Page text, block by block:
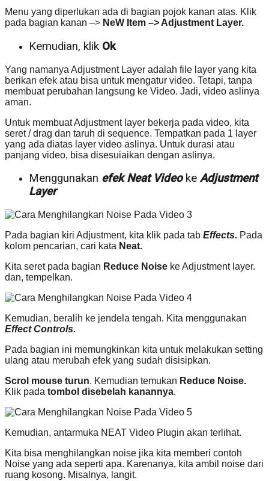
Menu yang diperlukan ada di bagian pojok kanan atas. Klik
pada bagian kanan –> NeW Item –> Adjustment Layer.
Kemudian, klik Ok
Yang namanya Adjustment Layer adalah file layer yang kita
berikan efek atau bisa untuk mengatur video. Tetapi, tanpa
membuat perubahan langsung ke Video. Jadi, video aslinya
aman.
Untuk membuat Adjustment layer bekerja pada video, kita
seret / drag dan taruh di sequence. Tempatkan pada 1 layer
yang ada diatas layer video aslinya. Untuk durasi atau
panjang video, bisa disesuiaikan dengan aslinya.
Menggunakan efek Neat Videoke Adjustment
Layer
Pada bagian kiri Adjustment, kita klik pada tab Effects. Pada
kolom pencarian, cari kata Neat.
Kita seret pada bagian Reduce Noise ke Adjustment layer.
dan, tempelkan.
Kemudian, beralih ke jendela tengah. Kita menggunakan
Effect Controls.
Pada bagian ini memungkinkan kita untuk melakukan setting
ulang atau merubah efek yang sudah disisipkan.
Scrol mouse turun. Kemudian temukan Reduce Noise.
Klik pada tombol disebelah kanannya.
Kemudian, antarmuka NEAT Video Plugin akan terlihat.
Kita bisa menghilangkan noise jika kita memberi contoh
Noise yang ada seperti apa. Karenanya, kita ambil noise dari
ruang kosong. Misalnya, langit.